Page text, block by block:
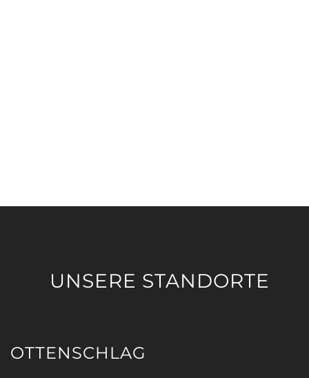
UNSERE STANDORTE
OTTENSCHLAG